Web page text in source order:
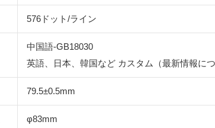
576ドット/ライン
中国語-GB18030
英語、日本、韓国など カスタム（最新情報に
79.5±0.5mm
φ83mm